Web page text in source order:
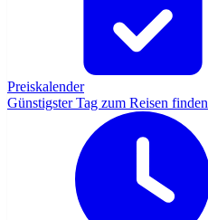
Preiskalender
Günstigster Tag zum Reisen finden